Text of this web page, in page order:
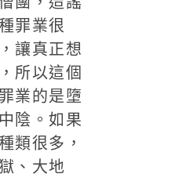
罪業很
讓真正想
所以這個
業的是墮
陰。如果
類很多，
、大地